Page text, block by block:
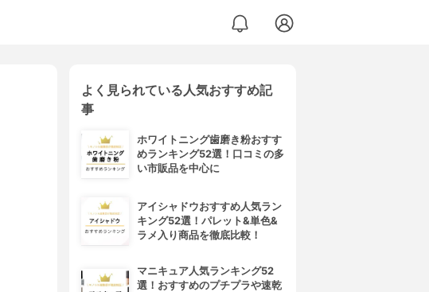
よく見られている人気おすすめ記
事
ホワイトニング歯磨き粉おすす
めランキング52選！口コミの多
い市販品を中心に
アイシャドウおすすめ人気ラン
キング52選！パレット&単色&
ラメ入り商品を徹底比較！
マニキュア人気ランキング52
選！おすすめのプチプラや速乾